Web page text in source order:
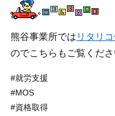
熊谷事業所では リタリ
のでこちらもご覧くださ
#就労支援
#MOS
#資格取得